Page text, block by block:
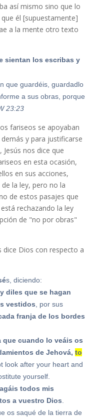
así mismo sino que lo
él [supuestamente]
a la mente otro texto
sientan los escribas y
que guardéis, guardadlo
a sus obras, porque
23:23
fariseos se apoyaban
y para justificarse
nos dice que
en esta ocasión,
en sus acciones,
la ley, pero no la
de estos pasajes que
rechazando la ley
de "no por obras"
dice Dios con respecto a
s, diciendo:
y diles que se hagan
vestidos , por sus
franja de los bordes
que cuando lo veáis os
de Jehová, to
look after your heart and
yourself.
todos mis
a vuestro Dios
os saqué de la tierra de